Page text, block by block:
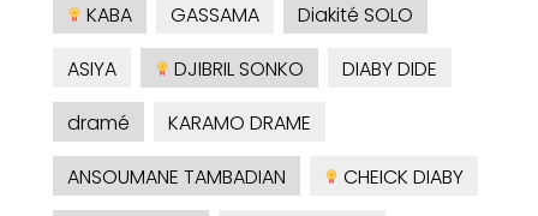
KABA
GASSAMA
Diakité SOLO
ASIYA
DJIBRIL SONKO
DIABY DIDE
dramé
KARAMO DRAME
ANSOUMANE TAMBADIAN
CHEICK DIABY